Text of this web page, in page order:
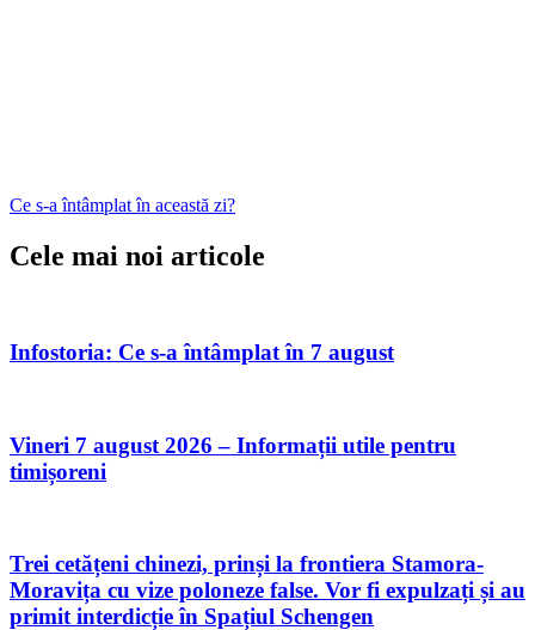
Ce s-a întâmplat în această zi?
Cele mai noi articole
Infostoria: Ce s-a întâmplat în 7 august
Vineri 7 august 2026 – Informații utile pentru
timișoreni
Trei cetățeni chinezi, prinși la frontiera Stamora-
Moravița cu vize poloneze false. Vor fi expulzați și au
primit interdicție în Spațiul Schengen